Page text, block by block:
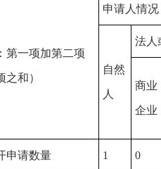
第一项加第二项
和）
申请人情况
自然
人
法人
商业
企业
申请数量 1 0